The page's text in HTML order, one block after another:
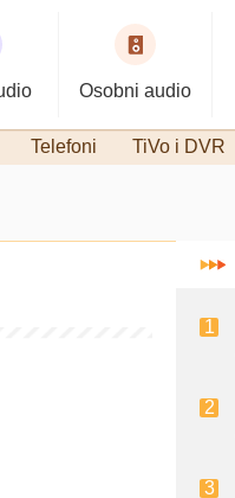
Osobni audio
Telefoni TiVo i DVR